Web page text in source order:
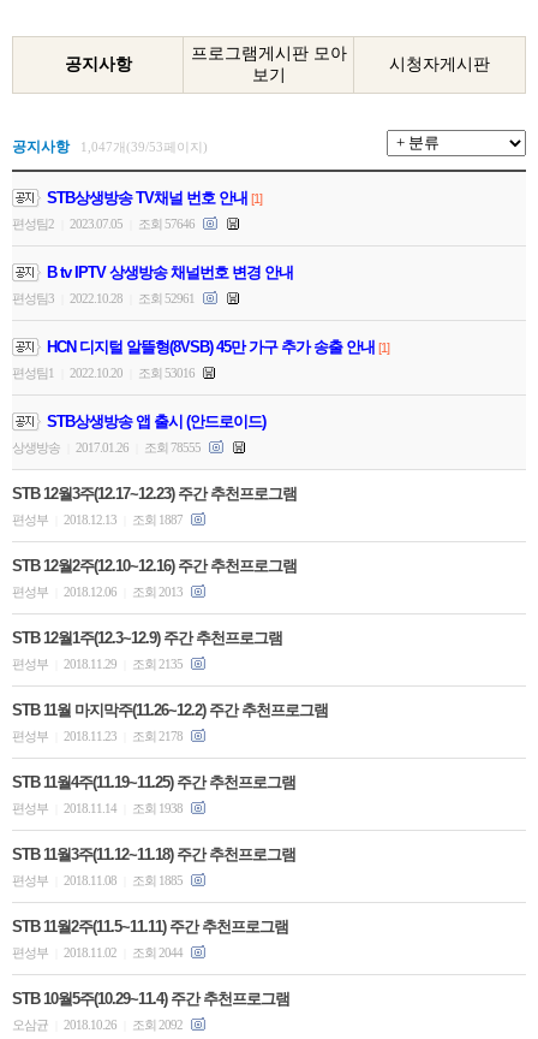
공지사항
프로그램게시판 모아
보기
시청자게시판
공지사항 1,047개(39/53페이지)
STB상생방송 TV채널 번호 안내 [1]
편성팀2
2023.07.05 조회 57646
B tv IPTV 상생방송 채널번호 변경 안내
편성팀3 2022.10.28 조회 52961
HCN 디지털 알뜰형(8VSB) 45만 가구 추가 송출 안내 [1]
편성팀1
2022.10.20 조회 53016
STB상생방송 앱 출시 (안드로이드)
상생방송 2017.01.26 조회 78555
STB 12월3주(12.17~12.23) 주간 추천프로그램
편성부 2018.12.13 조회 1887
STB 12월2주(12.10~12.16) 주간 추천프로그램
편성부 2018.12.06 조회 2013
STB 12월1주(12.3~12.9) 주간 추천프로그램
편성부 2018.11.29 조회 2135
STB 11월 마지막주(11.26~12.2) 주간 추천프로그램
편성부 2018.11.23 조회 2178
STB 11월4주(11.19~11.25) 주간 추천프로그램
편성부 2018.11.14 조회 1938
STB 11월3주(11.12~11.18) 주간 추천프로그램
편성부 2018.11.08 조회 1885
STB 11월2주(11.5~11.11) 주간 추천프로그램
편성부 2018.11.02 조회 2044
STB 10월5주(10.29~11.4) 주간 추천프로그램
오삼균 2018.10.26 조회 2092